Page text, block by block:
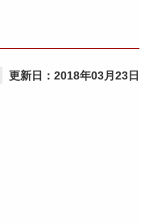
更新日： 2018年03月23日